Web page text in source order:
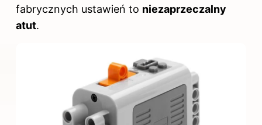
fabrycznych ustawień to niezaprzeczalny
atut.